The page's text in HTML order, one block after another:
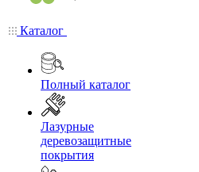
Каталог
Полный каталог
Лазурные
деревозащитные
покрытия